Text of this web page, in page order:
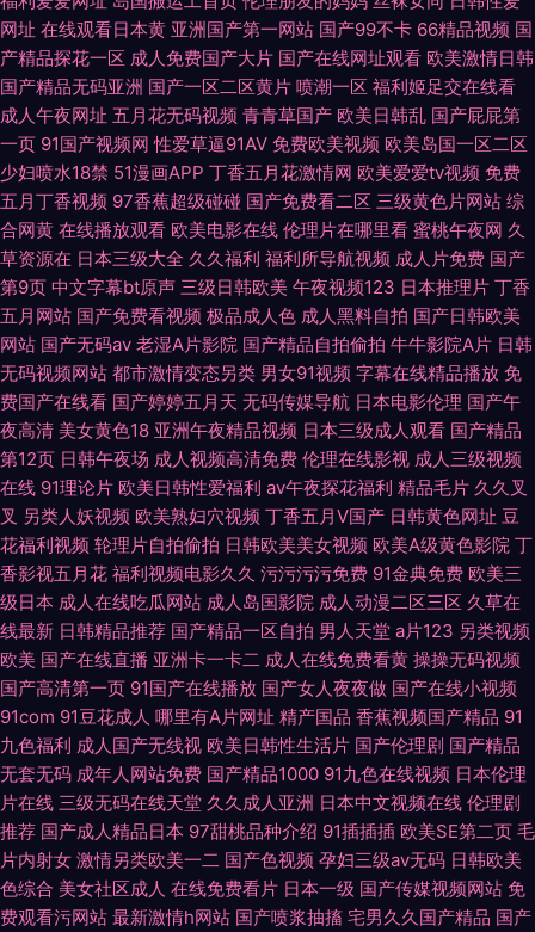
网址 在线观看日本黄 亚洲国产第一网站 国产99不卡 66精品视频 国
产精品探花一区 成人免费国产大片 国产在线网址观看 欧美激情日韩
国产精品无码亚洲 国产一区二区黄片 喷潮一区 福利姬足交在线看
成人午夜网址 五月花无码视频 青青草国产 欧美日韩乱 国产屁屁第
一页 91国产视频网 性爱草逼91AV 免费欧美视频 欧美岛国一区二区
少妇喷水18禁 51漫画APP 丁香五月花激情网 欧美爱爱tv视频 免费
五月丁香视频 97香蕉超级碰碰 国产免费看二区 三级黄色片网站 综
合网黄 在线播放观看 欧美电影在线 伦理片在哪里看 蜜桃午夜网 久
草资源在 日本三级大全 久久福利 福利所导航视频 成人片免费 国产
第9页 中文字幕bt原声 三级日韩欧美 午夜视频123 日本推理片 丁香
五月网站 国产免费看视频 极品成人色 成人黑料自拍 国产日韩欧美
网站 国产无码av 老湿A片影院 国产精品自拍偷拍 牛牛影院A片 日韩
无码视频网站 都市激情变态另类 男女91视频 字幕在线精品播放 免
费国产在线看 国产婷婷五月天 无码传媒导航 日本电影伦理 国产午
夜高清 美女黄色18 亚洲午夜精品视频 日本三级成人观看 国产精品
第12页 日韩午夜场 成人视频高清免费 伦理在线影视 成人三级视频
在线 91理论片 欧美日韩性爱福利 av午夜探花福利 精品毛片 久久叉
叉 另类人妖视频 欧美熟妇穴视频 丁香五月V国产 日韩黄色网址 豆
花福利视频 轮理片自拍偷拍 日韩欧美美女视频 欧美A级黄色影院 丁
香影视五月花 福利视频电影久久 污污污污免费 91金典免费 欧美三
级日本 成人在线吃瓜网站 成人岛国影院 成人动漫二区三区 久草在
线最新 日韩精品推荐 国产精品一区自拍 男人天堂 a片123 另类视频
欧美 国产在线直播 亚洲卡一卡二 成人在线免费看黄 操操无码视频
国产高清第一页 91国产在线播放 国产女人夜夜做 国产在线小视频
91com 91豆花成人 哪里有A片网址 精产国品 香蕉视频国产精品 91
九色福利 成人国产无线视 欧美日韩性生活片 国产伦理剧 国产精品
无套无码 成年人网站免费 国产精品1000 91九色在线视频 日本伦理
片在线 三级无码在线天堂 久久成人亚洲 日本中文视频在线 伦理剧
推荐 国产成人精品日本 97甜桃品种介绍 91插插插 欧美SE第二页 毛
片内射女 激情另类欧美一二 国产色视频 孕妇三级av无码 日韩欧美
色综合 美女社区成人 在线免费看片 日本一级 国产传媒视频网站 免
费观看污网站 最新激情h网站 国产喷浆抽搐 宅男久久国产精品 国产